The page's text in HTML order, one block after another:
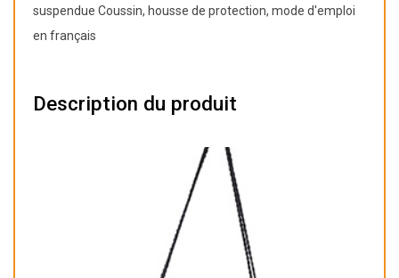
suspendue Coussin, housse de protection, mode d'emploi
en français
Description du produit